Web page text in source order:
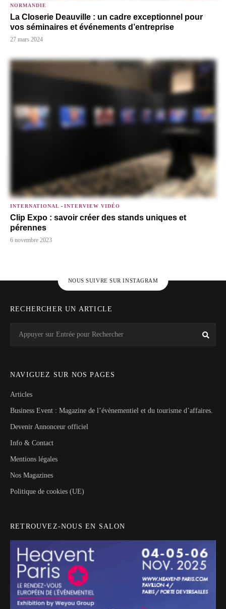
NORMANDIE
La Closerie Deauville : un cadre exceptionnel pour
vos séminaires et événements d’entreprise
27 mars 2024
INTERNATIONAL - INTERVIEW VIDÉO
Clip Expo : savoir créer des stands uniques et
pérennes
6 novembre 2023
NOUS SUIVRE SUR INSTAGRAM
RECHERCHER UN ARTICLE
for:
NAVIGUEZ SUR NOS PAGES
Articles
Business Event : Magazine de l’évènementiel et du tourisme d’affaires.
Devenir Annonceur officiel
Info & Contact
Mentions légales
Nos Magazines
Politique de cookies (UE)
RETROUVEZ-NOUS EN SALON